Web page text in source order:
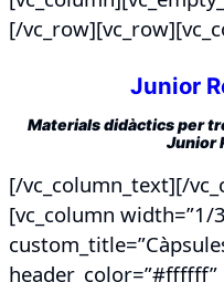
[/
Junior
Materials didàctics per
Junior
[/vc_column_text][/
[vc_column
header_color=”#ffffff”